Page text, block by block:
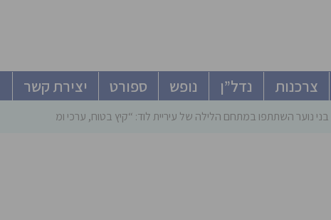
צרכנות נדל”ן נופש ספורט יצירת קשר
נוער השתתפו במתחם הלילה של עיריית לוד: “קיץ בטוח, ערכי ומהנה”